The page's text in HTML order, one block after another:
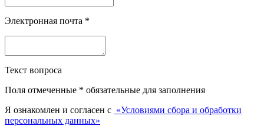
Электронная почта *
Текст вопроса
Поля отмеченные * обязательные для заполнения
Я ознакомлен и согласен с «Условиями сбора и обработки
персональных данных»